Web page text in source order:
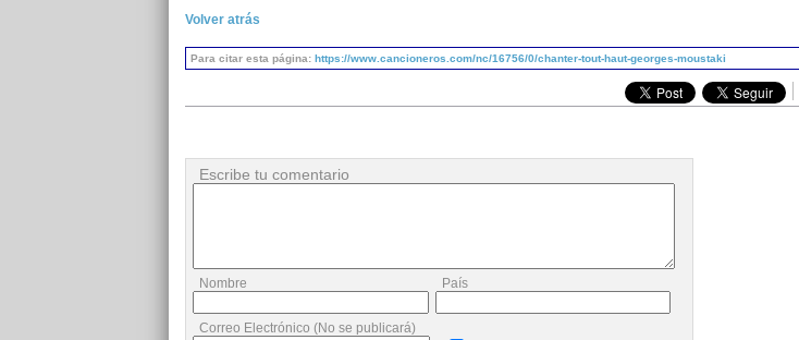
Volver atrás
Para citar esta página: https://www.cancioneros.com/nc/16756/0/chanter-tout-haut-georges-moustaki
Escribe tu comentario
Nombre País
Correo Electrónico (No se publicará)